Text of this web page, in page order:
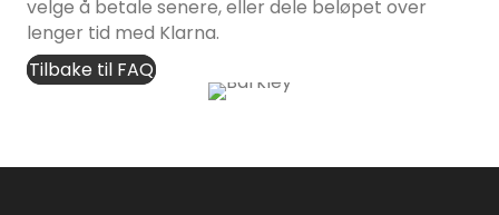
velge å betale senere, eller dele beløpet over
lenger tid med Klarna.
Tilbake til FAQ